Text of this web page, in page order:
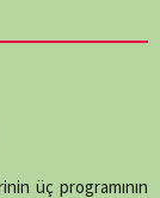
üç programının